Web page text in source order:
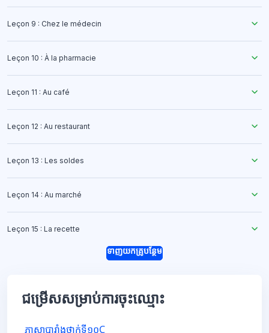
Leçon 9 : Chez le médecin
Leçon 10 : À la pharmacie
Leçon 11 : Au café
Leçon 12 : Au restaurant
Leçon 13 : Les soldes
Leçon 14 : Au marché
Leçon 15 : La recette
ទាញយកគ្រូបន្ថែម
ជម្រើសសម្រាប់ការចុះឈ្មោះ
ភាសាបារាំងថ្នាក់ទី១០C